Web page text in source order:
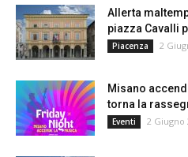
Allerta
piazza Cavalli
Piacenza 2
Misano
torna la
Eventi 2 Giugno